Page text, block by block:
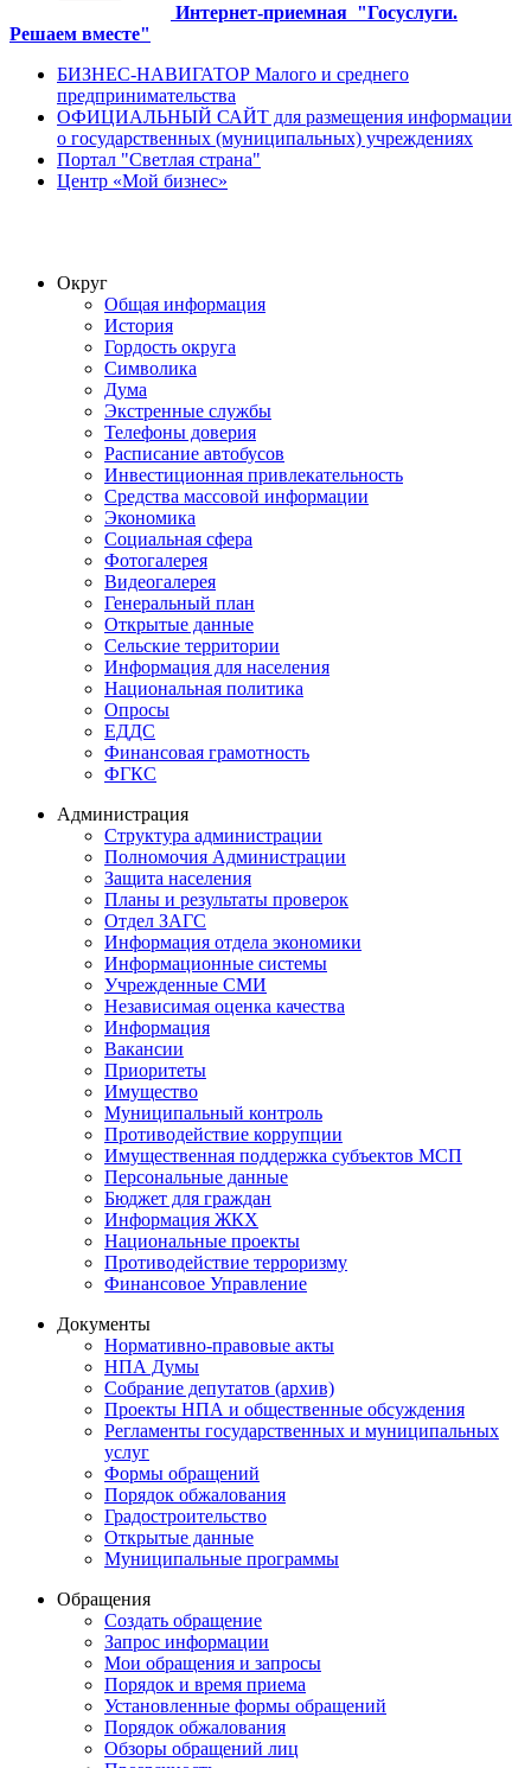
Интернет-приемная "Госуслуги.
Решаем вместе"
БИЗНЕС-НАВИГАТОР Малого и среднего
предпринимательства
ОФИЦИАЛЬНЫЙ САЙТ для размещения информации
о государственных (муниципальных) учреждениях
Портал "Светлая страна"
Центр «Мой бизнес»
Округ
Общая информация
История
Гордость округа
Символика
Дума
Экстренные службы
Телефоны доверия
Расписание автобусов
Инвестиционная привлекательность
Средства массовой информации
Экономика
Социальная сфера
Фотогалерея
Видеогалерея
Генеральный план
Открытые данные
Сельские территории
Информация для населения
Национальная политика
Опросы
ЕДДС
Финансовая грамотность
ФГКС
Администрация
Структура администрации
Полномочия Администрации
Защита населения
Планы и результаты проверок
Отдел ЗАГС
Информация отдела экономики
Информационные системы
Учрежденные СМИ
Независимая оценка качества
Информация
Вакансии
Приоритеты
Имущество
Муниципальный контроль
Противодействие коррупции
Имущественная поддержка субъектов МСП
Персональные данные
Бюджет для граждан
Информация ЖКХ
Национальные проекты
Противодействие терроризму
Финансовое Управление
Документы
Нормативно-правовые акты
НПА Думы
Собрание депутатов (архив)
Проекты НПА и общественные обсуждения
Регламенты государственных и муниципальных
услуг
Формы обращений
Порядок обжалования
Градостроительство
Открытые данные
Муниципальные программы
Обращения
Создать обращение
Запрос информации
Мои обращения и запросы
Порядок и время приема
Установленные формы обращений
Порядок обжалования
Обзоры обращений лиц